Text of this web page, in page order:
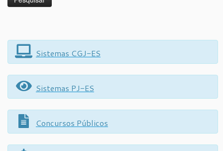
Sistemas CGJ-ES
Sistemas PJ-ES
Concursos Públicos